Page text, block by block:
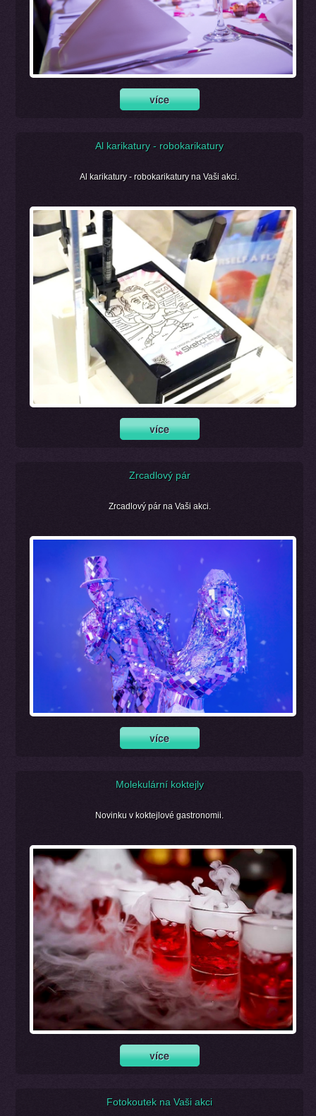
Al karikatury - robokarikatury
Al karikatury - robokarikatury na Vaši akci.
Zrcadlový pár
Zrcadlový pár na Vaši akci.
Molekulární koktejly
Novinku v koktejlové gastronomii.
Fotokoutek na Vaši akci